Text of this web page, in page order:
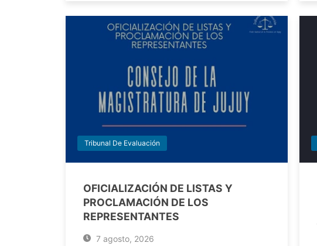
Tribunal De Evaluación
OFICIALIZACIÓN DE LISTAS Y
PROCLAMACIÓN DE LOS
REPRESENTANTES
7 agosto, 2026